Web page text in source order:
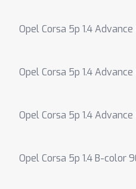
Opel Corsa 5p 1.4
Opel Corsa 5p 1.4
Opel Corsa 5p 1.4
Opel Corsa 5p 1.4 B-color